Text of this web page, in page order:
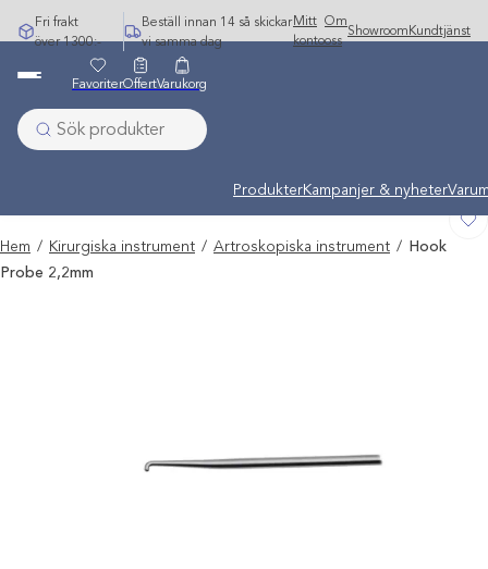
Hoppa
till
Fri frakt
över 1300:-
Beställ innan 14 så skickar
vi samma dag
Mitt
konto
Om
oss
Showroom Kundtjänst
Undermeny stängd: Varumärken
ProdukterKampanjer & nyheter
FavoriterOffertVarukorg
Hem / Kirurgiska instrument / Artroskopiska instrument / Hook
Probe 2,2mm